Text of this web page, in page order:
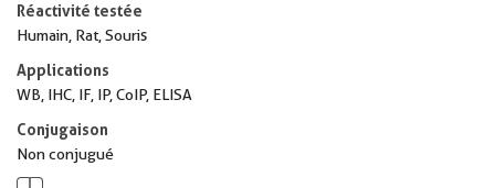
Réactivité testée
Humain, Rat, Souris
Applications
WB, IHC, IF, IP, CoIP, ELISA
Conjugaison
Non conjugué